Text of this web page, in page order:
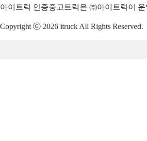
아이트럭 인증중고트럭은 ㈜아이트럭이
Copyright ⓒ 2026 itruck All Rights Reserved.